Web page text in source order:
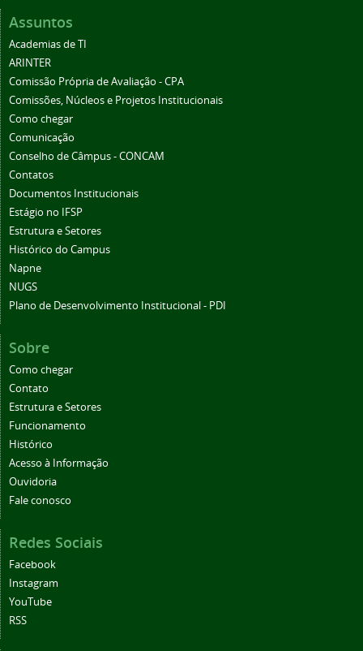
Assuntos
Academias de TI
ARINTER
Comissão Própria de Avaliação - CPA
Comissões, Núcleos e Projetos Institucionais
Como chegar
Comunicação
Conselho de Câmpus - CONCAM
Contatos
Documentos Institucionais
Estágio no IFSP
Estrutura e Setores
Histórico do Campus
Napne
NUGS
Plano de Desenvolvimento Institucional - PDI
Sobre
Como chegar
Contato
Estrutura e Setores
Funcionamento
Histórico
Acesso à Informação
Ouvidoria
Fale conosco
Redes Sociais
Facebook
Instagram
YouTube
RSS